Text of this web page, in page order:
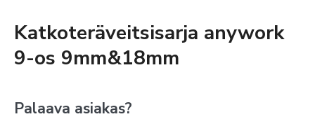
Katkoteräveitsisarja anywork
9-os 9mm&18mm
Palaava asiakas?